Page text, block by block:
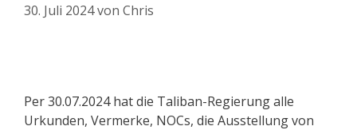
30. Juli 2024von Chris
Per 30.07.2024 hat die Taliban-Regierung alle
Urkunden, Vermerke, NOCs, die Ausstellung von